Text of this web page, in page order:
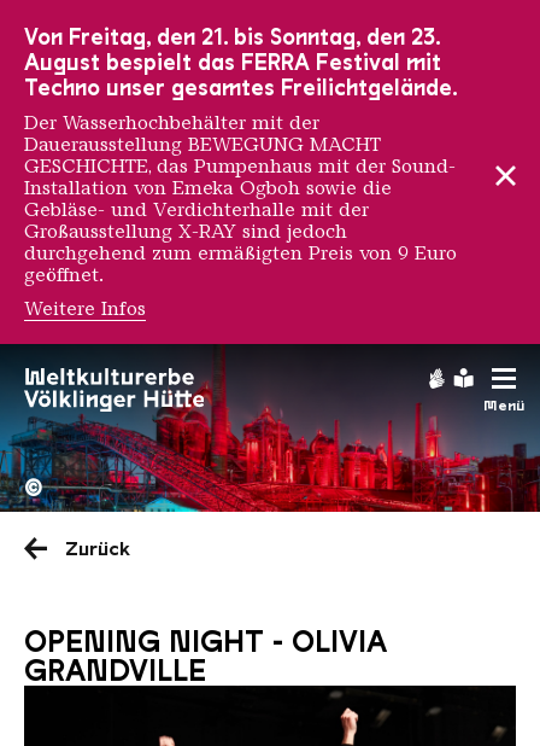
Menü
Hochofengruppe in Rot
Copyright:
©
Zurück
OPENING NIGHT - OLIVIA
GRANDVILLE
Von Freitag, den 21. bis Sonntag, den 23.
August bespielt das FERRA Festival mit
Techno unser gesamtes Freilichtgelände.
Der Wasserhochbehälter mit der
Dauerausstellung BEWEGUNG MACHT
GESCHICHTE, das Pumpenhaus mit der Sound-
Installation von Emeka Ogboh sowie die
Gebläse- und Verdichterhalle mit der
Großausstellung X-RAY sind jedoch
durchgehend zum ermäßigten Preis von 9 Euro
geöffnet.
Weitere Infos